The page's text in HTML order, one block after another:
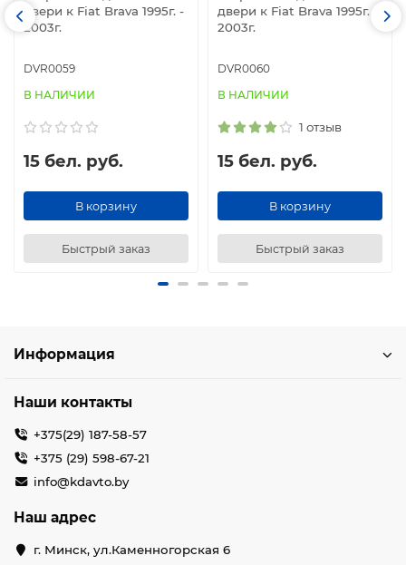
двери к Fiat Brava 1995г. -
2003г.
DVR0059
В НАЛИЧИИ
15 бел. руб.
В корзину
Быстрый заказ
двери к Fiat Brava 1995г. -
2003г.
DVR0060
В НАЛИЧИИ
1 отзыв
15 бел. руб.
В корзину
Быстрый заказ
Информация
Наши контакты
+375(29) 187-58-57
+375 (29) 598-67-21
info@kdavto.by
Наш адрес
г. Минск, ул.Каменногорская 6